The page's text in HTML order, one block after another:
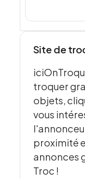
Site de
troquer
objets,
vous
proximité
annonces
Troc !